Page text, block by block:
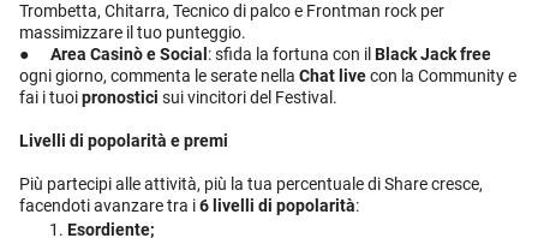
Trombetta, Chitarra, Tecnico di palco e Frontman rock per
massimizzare il tuo punteggio.
● Area Casinò e Social : sfida la fortuna con il Black Jack free
ogni giorno, commenta le serate nella Chat livecon la Community e
fai i tuoipronostici sui vincitori del Festival.
Livelli di popolarità e premi
Più partecipi alle attività, più la tua percentuale di Share cresce,
facendoti avanzare tra i6 livelli di popolarità:
Esordiente;